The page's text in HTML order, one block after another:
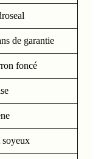
de garantie
foncé
soyeux